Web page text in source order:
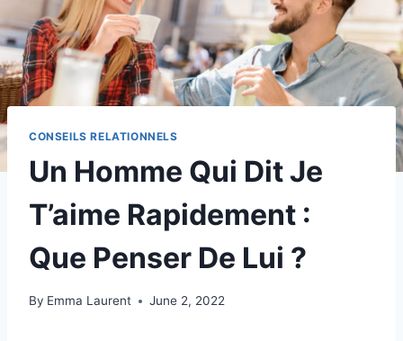
CONSEILS RELATIONNELS
Un Homme Qui Dit Je
T’aime Rapidement :
Que Penser De Lui ?
By Emma Laurent June 2, 2022